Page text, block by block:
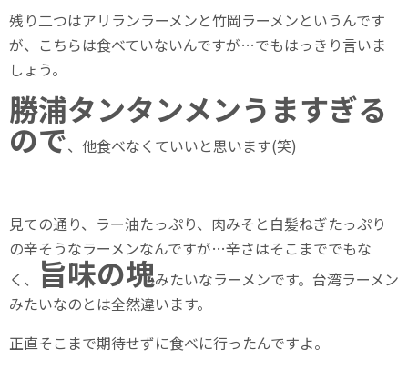
残り二つはアリランラーメンと竹岡ラーメンというんです
が、こちらは食べていないんですが…でもはっきり言いま
しょう。
勝浦タンタンメンうますぎる
ので、他食べなくていいと思います(笑)
見ての通り、ラー油たっぷり、肉みそと白髪ねぎたっぷり
の辛そうなラーメンなんですが…辛さはそこまででもな
く、
旨味の塊みたいなラーメンです。台湾ラーメン
みたいなのとは全然違います。
正直そこまで期待せずに食べに行ったんですよ。